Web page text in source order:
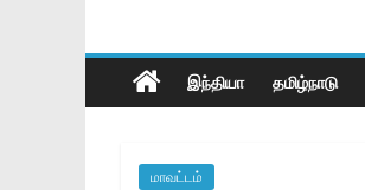
இந்தியா தமிழ்நாடு
மாவட்டம்